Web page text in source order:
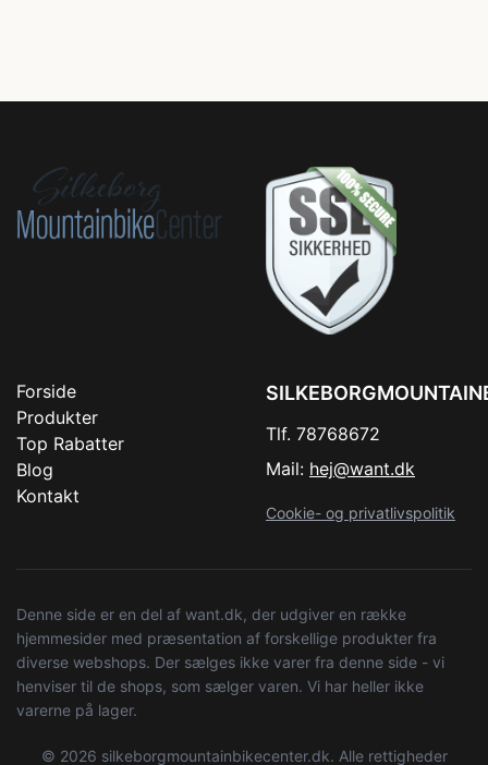
Forside
Produkter
Top Rabatter
Blog
Kontakt
Tlf. 78768672
Mail: hej@want.dk
Cookie- og privatlivspolitik
Denne side er en del af want.dk, der udgiver en række
hjemmesider med præsentation af forskellige produkter fra
diverse webshops. Der sælges ikke varer fra denne side - vi
henviser til de shops, som sælger varen. Vi har heller ikke
varerne på lager.
© 2026 silkeborgmountainbikecenter.dk. Alle rettigheder